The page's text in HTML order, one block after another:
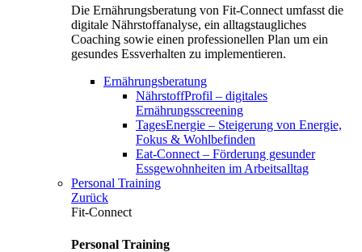
Die Ernährungsberatung von Fit-Connect umfasst die
digitale Nährstoffanalyse, ein alltagstaugliches
Coaching sowie einen professionellen Plan um ein
gesundes Essverhalten zu implementieren.
Ernährungsberatung
NährstoffProfil – digitales
Ernährungsscreening
TagesEnergie – Steigerung von Energie,
Fokus & Wohlbefinden
Eat-Connect – Förderung gesunder
Essgewohnheiten im Arbeitsalltag
Personal Training
Zurück
Fit-Connect
Personal Training